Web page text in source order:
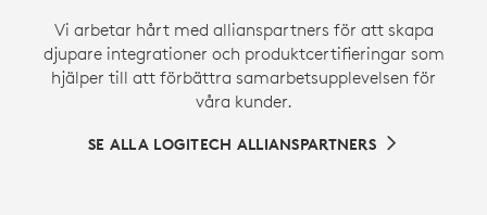
Vi arbetar hårt med allianspartners för att skapa
djupare integrationer och produktcertifieringar som
hjälper till att förbättra samarbetsupplevelsen för
våra kunder.
SE ALLA LOGITECH ALLIANSPARTNERS